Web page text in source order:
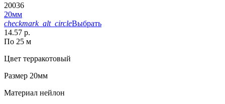
20036
20мм
checkmark_alt_circleВыбрать
14.57 р.
По 25 м
Цвет терракотовый
Размер 20мм
Материал нейлон